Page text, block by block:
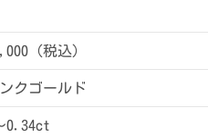
（税込）
クゴールド
0.34ct